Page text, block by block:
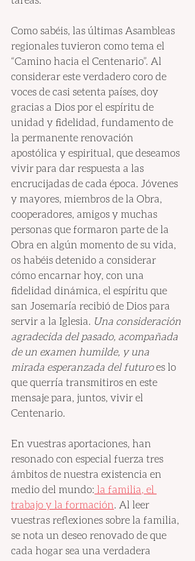
Como sabéis, las últimas Asambleas
regionales tuvieron como tema el
“Camino hacia el Centenario”. Al
considerar este verdadero coro de
voces de casi setenta países, doy
gracias a Dios por el espíritu de
unidad y fidelidad, fundamento de
la permanente renovación
apostólica y espiritual, que deseamos
vivir para dar respuesta a las
encrucijadas de cada época. Jóvenes
y mayores, miembros de la Obra,
cooperadores, amigos y muchas
personas que formaron parte de la
Obra en algún momento de su vida,
os habéis detenido a considerar
cómo encarnar hoy, con una
fidelidad dinámica, el espíritu que
san Josemaría recibió de Dios para
servir a la Iglesia. Una consideración
agradecida del pasado, acompañada
de un examen humilde, y una
mirada esperanzada del futuro es lo
que querría transmitiros en este
mensaje para, juntos, vivir el
Centenario.
En vuestras aportaciones, han
resonado con especial fuerza tres
ámbitos de nuestra existencia en
medio del mundo: la familia, el
trabajo y la formación. Al leer
vuestras reflexiones sobre la familia,
se nota un deseo renovado de que
cada hogar sea una verdadera